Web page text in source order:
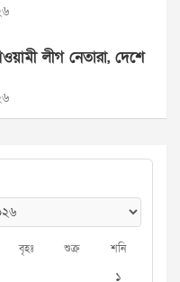
লীগ নেতারা, দেশে
বৃহঃ শুক্র শনি
১